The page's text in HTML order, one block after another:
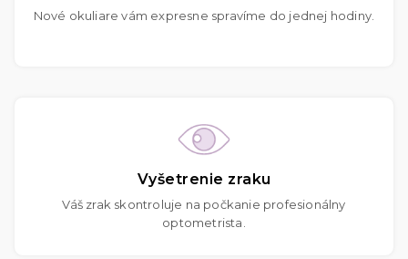
Nové okuliare vám expresne spravíme do jednej hodiny.
Vyšetrenie zraku
Váš zrak skontroluje na počkanie profesionálny
optometrista.